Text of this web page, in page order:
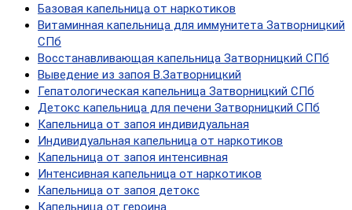
Базовая капельница от наркотиков
Витаминная капельница для иммунитета Затворницкий
СПб
Восстанавливающая капельница Затворницкий СПб
Выведение из запоя В.Затворницкий
Гепатологическая капельница Затворницкий СПб
Детокс капельница для печени Затворницкий СПб
Капельница от запоя индивидуальная
Индивидуальная капельница от наркотиков
Капельница от запоя интенсивная
Интенсивная капельница от наркотиков
Капельница от запоя детокс
Капельница от героина